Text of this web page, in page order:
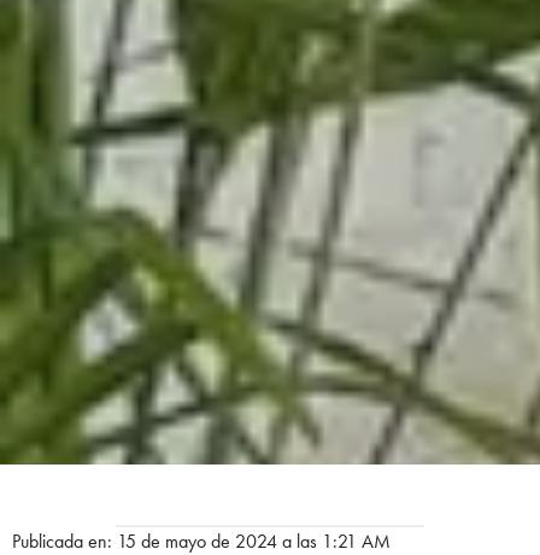
Publicada en: 15 de mayo de 2024 a las 1:21 AM